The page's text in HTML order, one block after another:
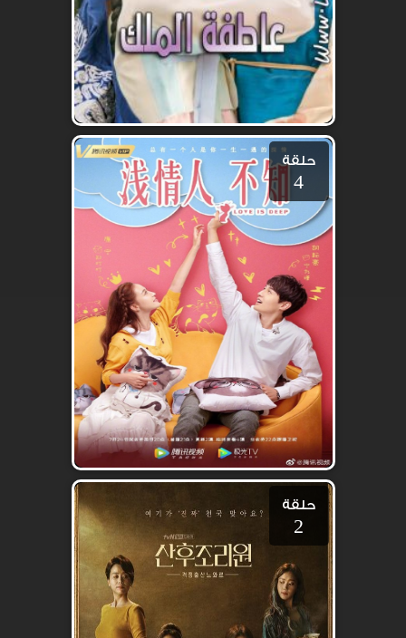
حلقة
4
حلقة
2